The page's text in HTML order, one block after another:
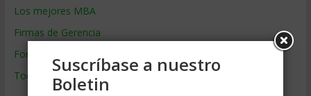
Los mejores MBA
Firmas de Gerencia
Formación de Gerencia
Todos los TemasSuscríbase a nuestro
Boletin